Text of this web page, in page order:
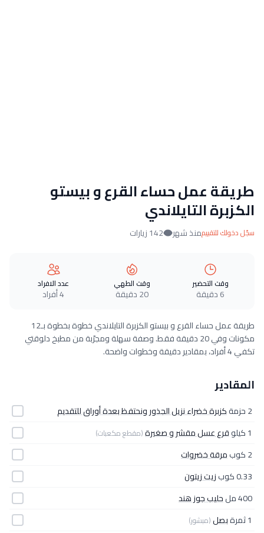
طريقة عمل حساء القرع و بيستو
الكزبرة التايلاندي
سجّل دخولك للتقييممنذ شهر 142 زيارات
وقت التحضير
6 دقيقة
وقت الطهي
20 دقيقة
عدد الافراد
4 أفراد
طريقة عمل حساء القرع و بيستو الكزبرة التايلاندي خطوة بخطوة بـ12
مكونات وفي 20 دقيقة فقط. وصفة سهلة ومجرّبة من مطبخ دلوقتي
تكفي 4 أفراد، بمقادير دقيقة وخطوات واضحة.
المقادير
2 حزمة
كزبرة خضراء نزيل الجذور ونحتفظ بعدة أوراق للتقديم
1 كيلو
قرع عسل مقشر و صغيرة(مقطع مكعبات)
2 كوب
مرقة خضروات
0.33 كوب
زيت زيتون
400 مل
حليب جوز هند
1 ثمرة
بصل(مبشور)